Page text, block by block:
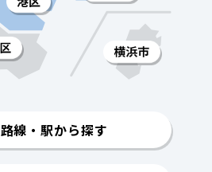
路線・駅から探す